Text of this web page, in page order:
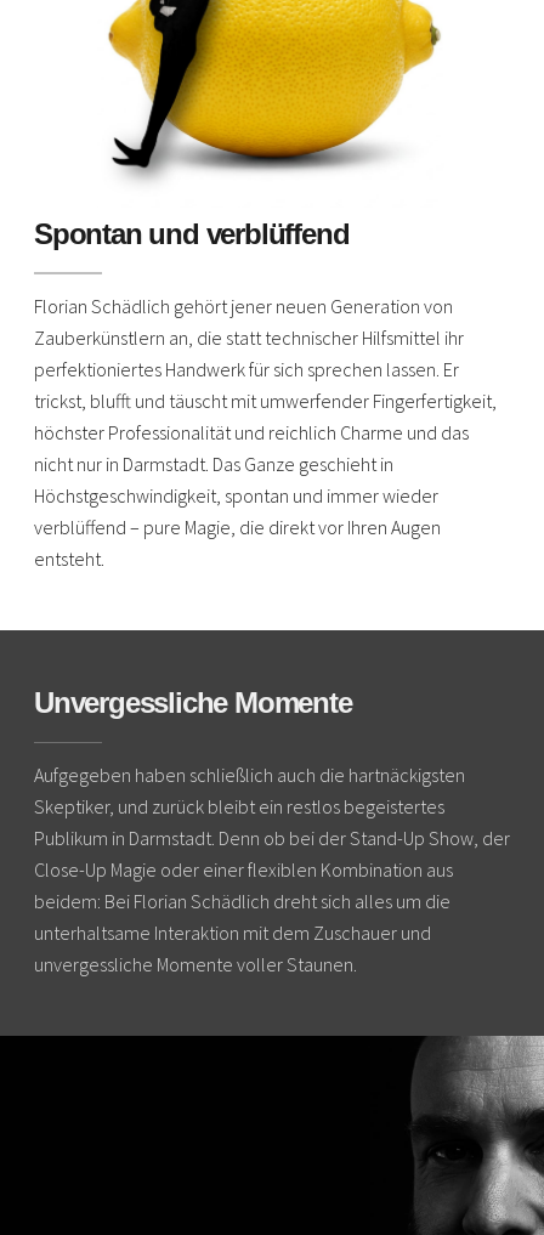
Spontan und verblüffend
Florian Schädlich gehört jener neuen Generation von
Zauberkünstlern an, die statt technischer Hilfsmittel ihr
perfektioniertes Handwerk für sich sprechen lassen. Er
trickst, blufft und täuscht mit umwerfender Fingerfertigkeit,
höchster Professionalität und reichlich Charme und das
nicht nur in Darmstadt. Das Ganze geschieht in
Höchstgeschwindigkeit, spontan und immer wieder
verblüffend – pure Magie, die direkt vor Ihren Augen
entsteht.
Unvergessliche Momente
Aufgegeben haben schließlich auch die hartnäckigsten
Skeptiker, und zurück bleibt ein restlos begeistertes
Publikum in Darmstadt. Denn ob bei der Stand-Up Show, der
Close-Up Magie oder einer flexiblen Kombination aus
beidem: Bei Florian Schädlich dreht sich alles um die
unterhaltsame Interaktion mit dem Zuschauer und
unvergessliche Momente voller Staunen.